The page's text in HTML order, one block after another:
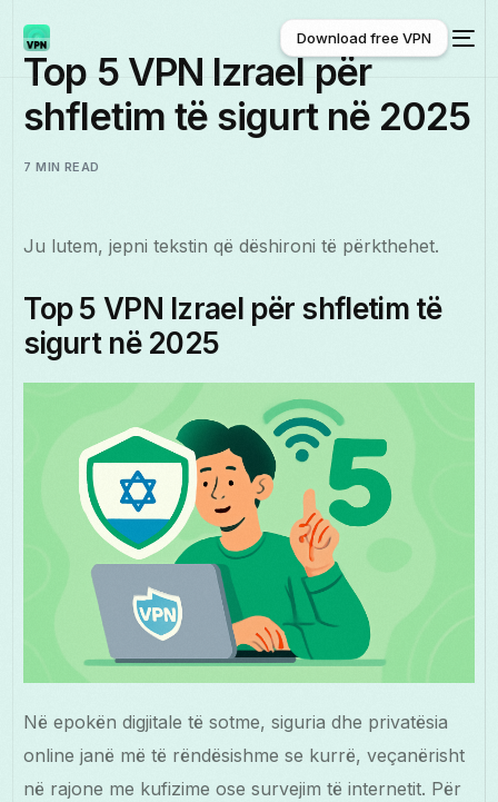
Shqip
Download free VPN
Download free VPN
Top 5 VPN Izrael për
shfletim të sigurt në 2025
7 MIN READ
Ju lutem, jepni tekstin që dëshironi të përkthehet.
Top 5 VPN Izrael për shfletim të
sigurt në 2025
Në epokën digjitale të sotme, siguria dhe privatësia
online janë më të rëndësishme se kurrë, veçanërisht
në rajone me kufizime ose survejim të internetit. Për